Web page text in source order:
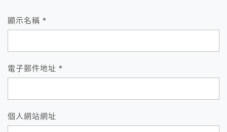
顯示名稱 *
電子郵件地址 *
個人網站網址